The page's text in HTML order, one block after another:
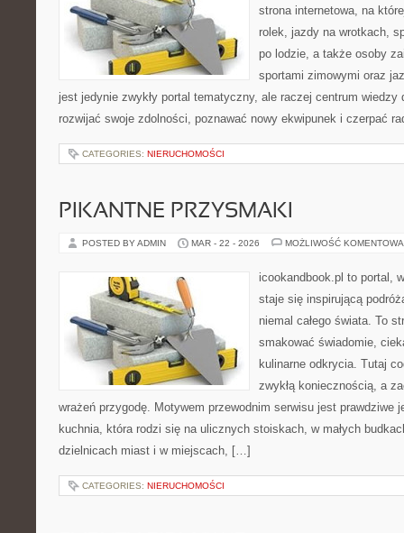
strona internetowa, na
rolek, jazdy na wrotkach,
po lodzie, a także osoby
sportami zimowymi oraz
jest jedynie zwykły portal tematyczny, ale raczej centrum
rozwijać swoje zdolności, poznawać nowy ekwipunek i czerpać
CATEGORIES: NIERUCHOMOŚCI
PIKANTNE PRZYSMAKI
POSTED BY ADMIN MAR - 22 - 2026 MOŻLIWOŚĆ
icookandbook.pl to portal,
staje się inspirującą
niemal całego świata. To
smakować świadomie,
kulinarne odkrycia. Tutaj
zwykłą koniecznością, a
wrażeń przygodę. Motywem przewodnim serwisu jest prawdziwe
kuchnia, która rodzi się na ulicznych stoiskach, w małych
dzielnicach miast i w miejscach, […]
CATEGORIES: NIERUCHOMOŚCI